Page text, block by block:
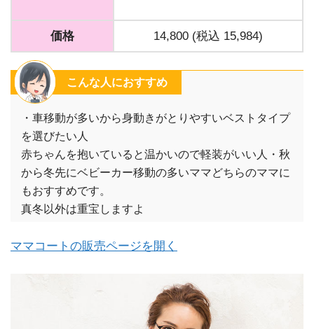
価格 14,800 (税込 15,984)
こんな人におすすめ
・車移動が多いから身動きがとりやすいベストタイプ
を選びたい人
赤ちゃんを抱いていると温かいので軽装がいい人・秋
から冬先にベビーカー移動の多いママどちらのママに
もおすすめです。
真冬以外は重宝しますよ
ママコートの販売ページを開く